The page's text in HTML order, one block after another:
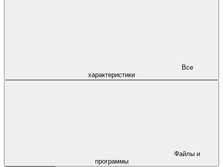
характеристики
программы